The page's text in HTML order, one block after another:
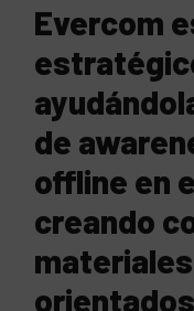
Evercom
de
offline en
creando